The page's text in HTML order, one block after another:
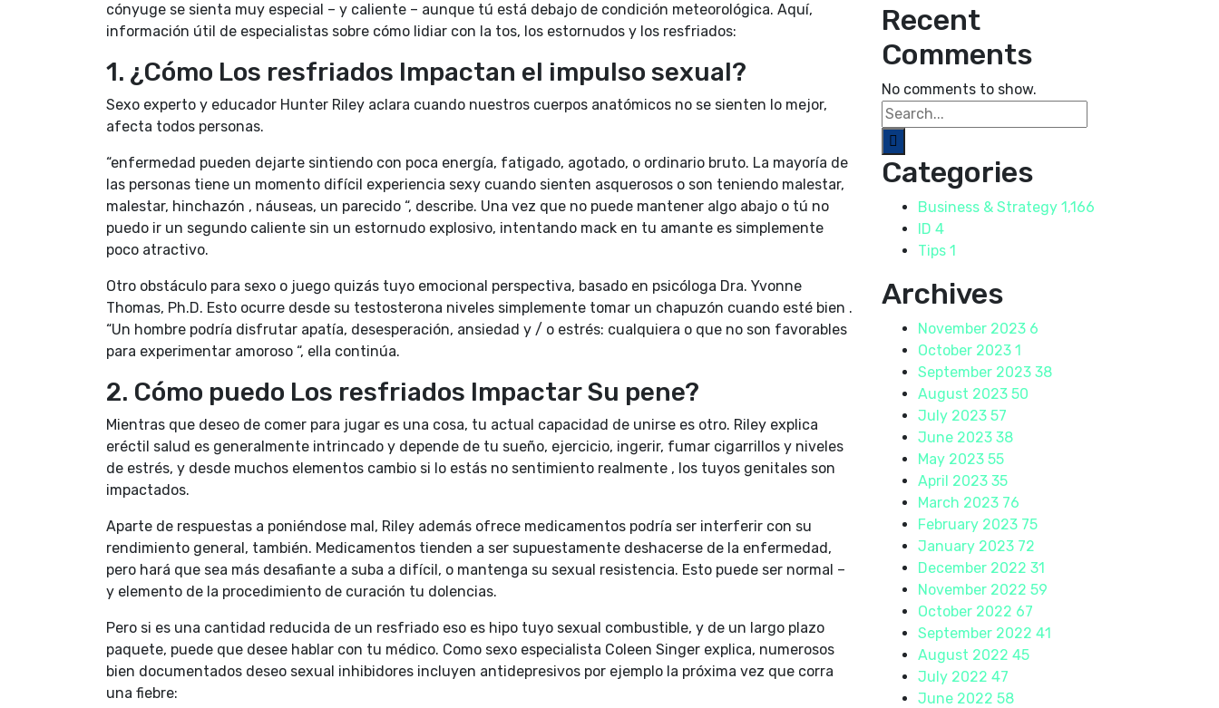
cónyuge se sienta muy especial – y caliente – aunque tú está debajo de condición meteorológica. Aquí,
información útil de especialistas sobre cómo lidiar con la tos, los estornudos y los resfriados:
1. ¿Cómo Los resfriados Impactan el impulso sexual?
Sexo experto y educador Hunter Riley aclara cuando nuestros cuerpos anatómicos no se sienten lo mejor,
afecta todos personas.
“enfermedad pueden dejarte sintiendo con poca energía, fatigado, agotado, o ordinario bruto. La mayoría de
las personas tiene un momento difícil experiencia sexy cuando sienten asquerosos o son teniendo malestar,
malestar, hinchazón , náuseas, un parecido “, describe. Una vez que no puede mantener algo abajo o tú no
puedo ir un segundo caliente sin un estornudo explosivo, intentando mack en tu amante es simplemente
poco atractivo.
Otro obstáculo para sexo o juego quizás tuyo emocional perspectiva, basado en psicóloga Dra. Yvonne
Thomas, Ph.D. Esto ocurre desde su testosterona niveles simplemente tomar un chapuzón cuando esté bien .
“Un hombre podría disfrutar apatía, desesperación, ansiedad y / o estrés: cualquiera o que no son favorables
para experimentar amoroso “, ella continúa.
2. Cómo puedo Los resfriados Impactar Su pene?
Mientras que deseo de comer para jugar es una cosa, tu actual capacidad de unirse es otro. Riley explica
eréctil salud es generalmente intrincado y depende de tu sueño, ejercicio, ingerir, fumar cigarrillos y niveles
de estrés, y desde muchos elementos cambio si lo estás no sentimiento realmente , los tuyos genitales son
impactados.
Aparte de respuestas a poniéndose mal, Riley además ofrece medicamentos podría ser interferir con su
rendimiento general, también. Medicamentos tienden a ser supuestamente deshacerse de la enfermedad,
pero hará que sea más desafiante a suba a difícil, o mantenga su sexual resistencia. Esto puede ser normal –
y elemento de la procedimiento de curación tu dolencias.
Pero si es una cantidad reducida de un resfriado eso es hipo tuyo sexual combustible, y de un largo plazo
paquete, puede que desee hablar con tu médico. Como sexo especialista Coleen Singer explica, numerosos
bien documentados deseo sexual inhibidores incluyen antidepresivos por ejemplo la próxima vez que corra
una fiebre:
Recent
Comments
No comments to show.
Categories
Business & Strategy 1,166
ID 4
Tips 1
Archives
November 2023 6
October 2023 1
September 2023 38
August 2023 50
July 2023 57
June 2023 38
May 2023 55
April 2023 35
March 2023 76
February 2023 75
January 2023 72
December 2022 31
November 2022 59
October 2022 67
September 2022 41
August 2022 45
July 2022 47
June 2022 58